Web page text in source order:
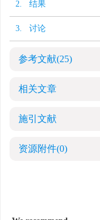
2. 结果
3. 讨论
参考文献(25)
相关文章
施引文献
资源附件(0)